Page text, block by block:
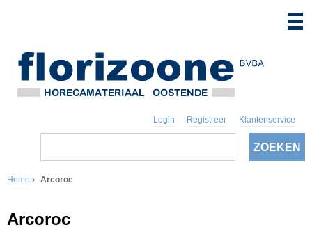
Login Registreer Klantenservice
Z
o
k
b
Home › Arcoroc
Arcoroc